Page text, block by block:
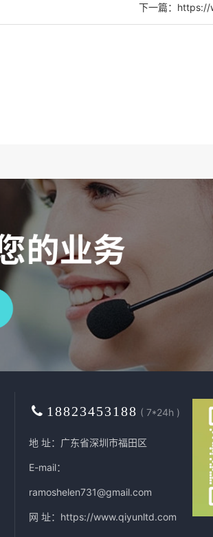
下一篇：
18823453188 ( 7*24h )
地 址：广东省深圳市福田区
E-mail：
ramoshelen731@gmail.com
网 址： https://www.qiyunltd.com